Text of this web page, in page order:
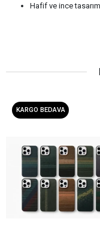
Hafif ve ince
KARGO BEDAVA